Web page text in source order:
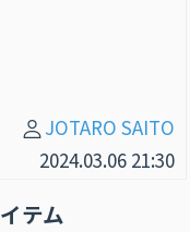
JOTARO SAITO
2024.03.06 21:30
テム